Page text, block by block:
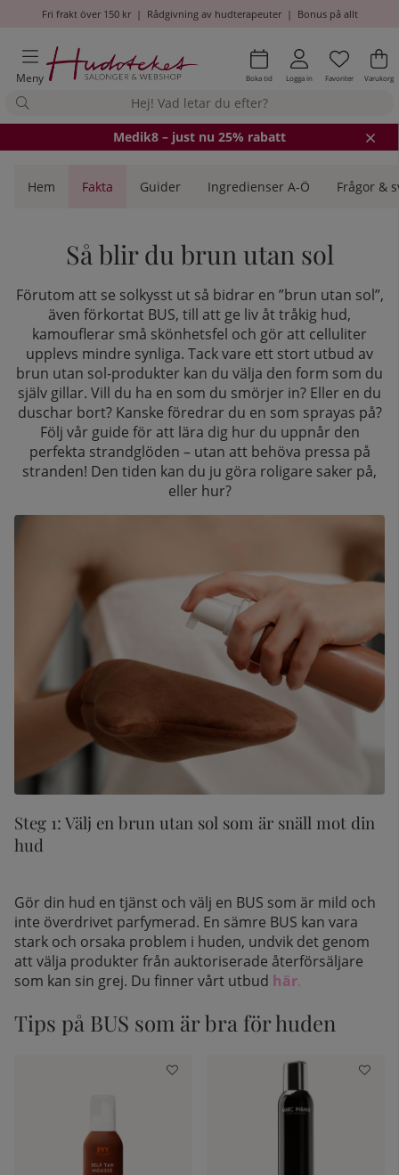
Fri frakt över 150 kr| Rådgivning av hudterapeuter| Bonus på allt
Meny Boka tid Logga in Antal i
.
Favoriter .
Varukorg
Medik8 – just nu 25% rabatt
Hem Fakta Guider Ingredienser A-Ö Frågor &
Så blir du brun utan sol
Förutom att se solkysst ut så bidrar en ”brun utan sol”,
även förkortat BUS, till att ge liv åt tråkig hud,
kamouflerar små skönhetsfel och gör att celluliter
upplevs mindre synliga. Tack vare ett stort utbud av
brun utan sol-produkter kan du välja den form som du
själv gillar. Vill du ha en som du smörjer in? Eller en du
duschar bort? Kanske föredrar du en som sprayas på?
Följ vår guide för att lära dig hur du uppnår den
perfekta strandglöden – utan att behöva pressa på
stranden! Den tiden kan du ju göra roligare saker på,
eller hur?
Steg 1: Välj en brun utan sol som är snäll mot din
hud
Gör din hud en tjänst och välj en BUS som är mild och
inte överdrivet parfymerad. En sämre BUS kan vara
stark och orsaka problem i huden, undvik det genom
att välja produkter från auktoriserade återförsäljare
som kan sin grej. Du finner vårt utbud här.
Tips på BUS som är bra för huden